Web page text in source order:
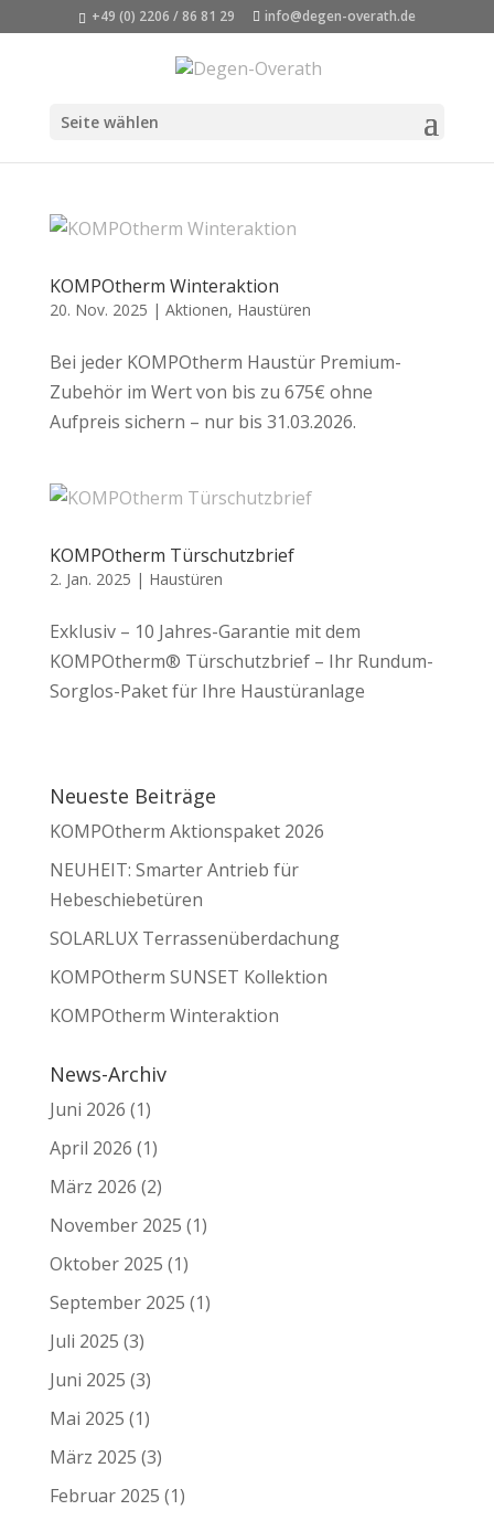
+49 (0) 2206 / 86 81 29 info@degen-overath.de
Seite wählen
KOMPOtherm Winteraktion
20. Nov. 2025 | Aktionen, Haustüren
Bei jeder KOMPOtherm Haustür Premium-
Zubehör im Wert von bis zu 675€ ohne
Aufpreis sichern – nur bis 31.03.2026.
KOMPOtherm Türschutzbrief
2. Jan. 2025 | Haustüren
Exklusiv – 10 Jahres-Garantie mit dem
KOMPOtherm® Türschutzbrief – Ihr Rundum-
Sorglos-Paket für Ihre Haustüranlage
Neueste Beiträge
KOMPOtherm Aktionspaket 2026
NEUHEIT: Smarter Antrieb für
Hebeschiebetüren
SOLARLUX Terrassenüberdachung
KOMPOtherm SUNSET Kollektion
KOMPOtherm Winteraktion
News-Archiv
Juni 2026 (1)
April 2026 (1)
März 2026 (2)
November 2025 (1)
Oktober 2025 (1)
September 2025 (1)
Juli 2025 (3)
Juni 2025 (3)
Mai 2025 (1)
März 2025 (3)
Februar 2025 (1)